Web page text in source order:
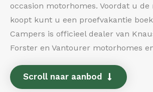
occasion motorhomes. Voordat u
koopt kunt u een proefvakantie
Campers is officieel dealer van
Forster en Vantourer motorhomes
Scroll naar aanbod